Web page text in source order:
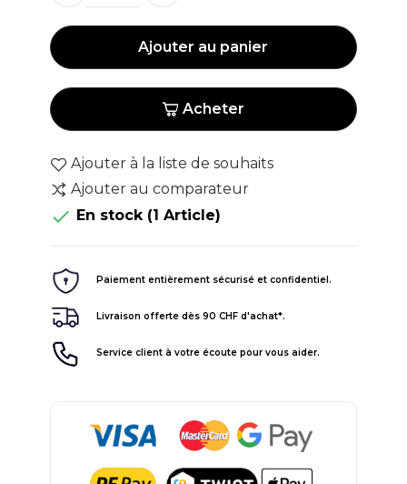
Ajouter au panier
Acheter
Ajouter à la liste de souhaits
Ajouter au comparateur
 En stock (1 Article)
Paiement entièrement sécurisé et confidentiel.
Livraison offerte dès 90 CHF d'achat*.
Service client à votre écoute pour vous aider.